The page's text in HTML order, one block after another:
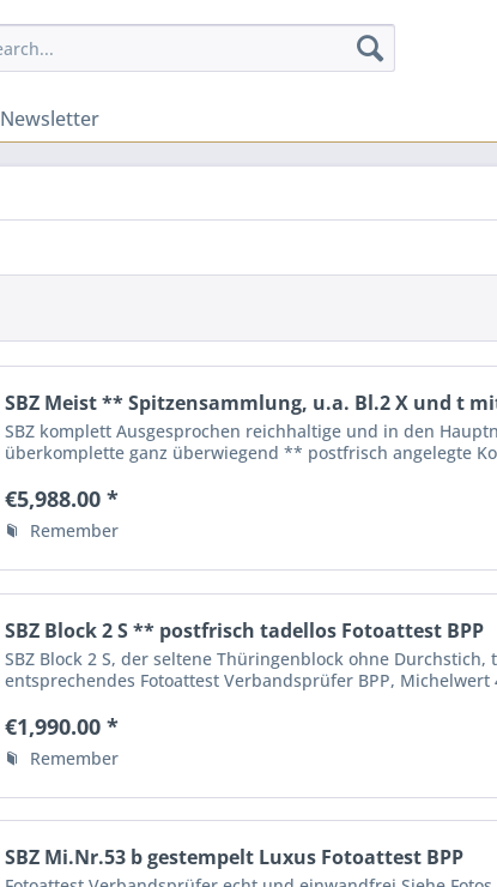
Newsletter
SBZ Meist ** Spitzensammlung, u.a. Bl.2 X und t
SBZ komplett Ausgesprochen reichhaltige und in den
überkomplette ganz überwiegend ** postfrisch angelegte
€5,988.00 *
Remember
SBZ Block 2 S ** postfrisch tadellos Fotoattest BPP
SBZ Block 2 S, der seltene Thüringenblock ohne
entsprechendes Fotoattest Verbandsprüfer BPP, Michelwert
€1,990.00 *
Remember
SBZ Mi.Nr.53 b gestempelt Luxus Fotoattest BPP